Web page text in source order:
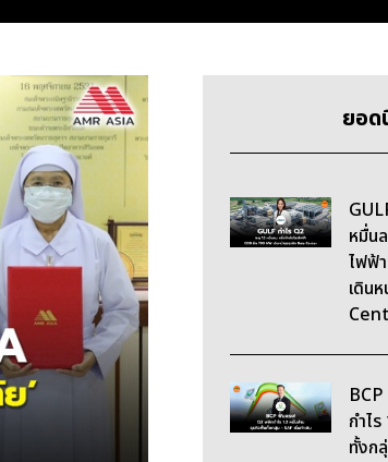
ยอ
หมื่น
ไฟฟ้
เดิน
กำไ
ทั้งก